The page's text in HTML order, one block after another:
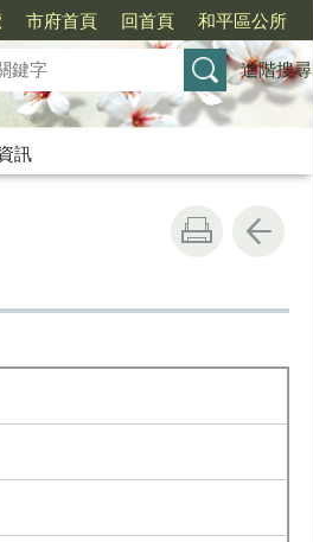
市府首頁 回首頁 和平區公所
進階搜尋
訊